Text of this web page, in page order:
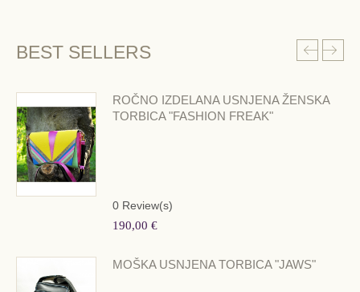
BEST SELLERS
ROČNO IZDELANA USNJENA ŽENSKA
TORBICA "FASHION FREAK"
0 Review(s)
190,00 €
MOŠKA USNJENA TORBICA "JAWS"
ŽENSKA USNJENA TORBA "ORIENTAL
LILY"
"DIVA"